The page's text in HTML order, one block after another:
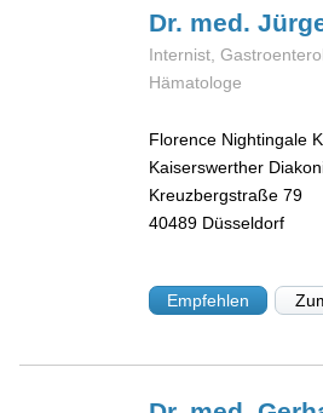
Dr. med.
Internist,
Hämatologe
Florence Nightingale
Kaiserswerther
Kreuzbergstraße 79
40489 Düsseldorf
Empfehlen